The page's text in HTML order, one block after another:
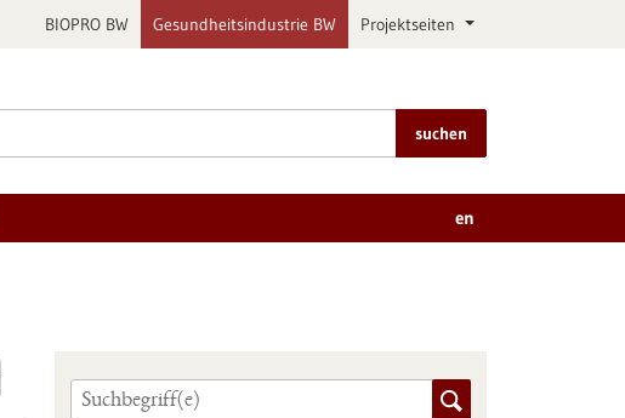
BIOPRO BW Gesundheitsindustrie BW Projektseiten
suchen
en